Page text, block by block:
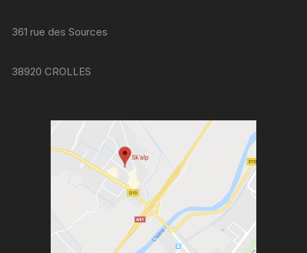
361 rue des Sources
38920 CROLLES